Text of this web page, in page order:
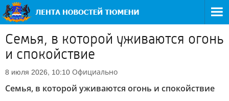
Семья, в которой уживаются огонь
и спокойствие
8 июля 2026, 10:10 Официально
Семья, в которой уживаются огонь и спокойствие